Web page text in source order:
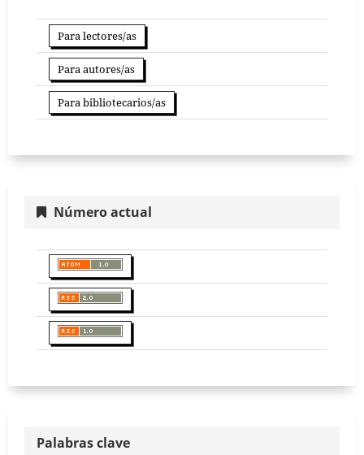
Para lectores/as
Para autores/as
Para bibliotecarios/as
Número actual
Palabras clave